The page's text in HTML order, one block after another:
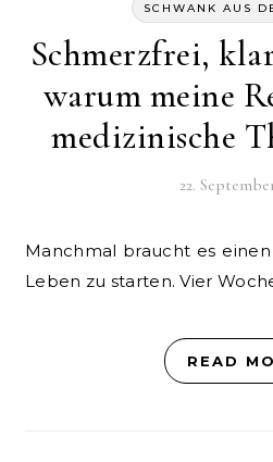
SCHWANK AUS
Schmerzfrei,
warum meine
medizinische
22.
Manchmal braucht es einen Stopp, um wieder ins
Leben zu starten. Vier
READ